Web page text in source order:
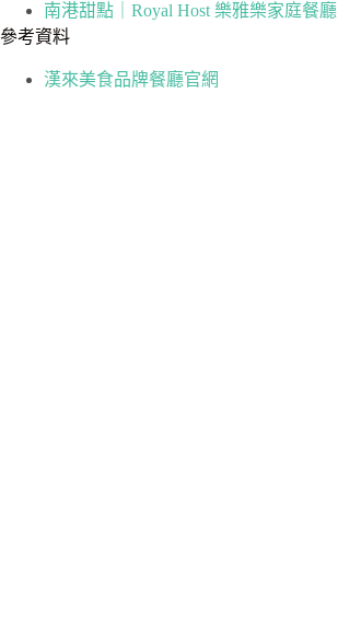
南港甜點｜Royal Host 樂雅樂家庭餐廳
參考資料
漢來美食品牌餐廳官網